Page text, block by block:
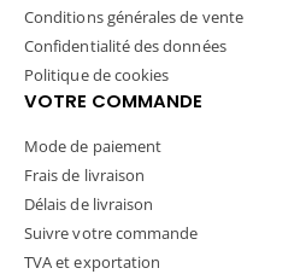
Conditions générales de vente
Confidentialité des données
Politique de cookies
VOTRE COMMANDE
Mode de paiement
Frais de livraison
Délais de livraison
Suivre votre commande
TVA et exportation